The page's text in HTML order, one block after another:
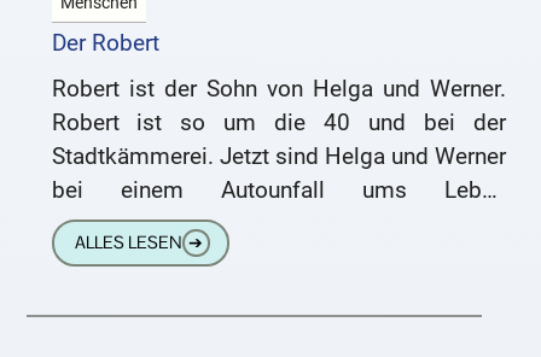
Der Robert
Robert ist der Sohn von Helga und Werner.
Robert ist so um die 40 und bei der
Stadtkämmerei. Jetzt sind Helga und Werner
bei einem Autounfall ums Leben
gekommen, das
ALLES LESEN ➔